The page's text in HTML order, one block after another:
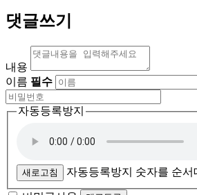
댓글쓰기
내용
이름 필수
자동등록방지
새로고침 자동등록방지 숫자를 순서